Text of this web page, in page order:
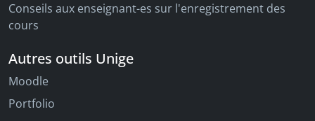
Conseils aux enseignant-es sur l'enregistrement des
cours
Autres outils Unige
Moodle
Portfolio